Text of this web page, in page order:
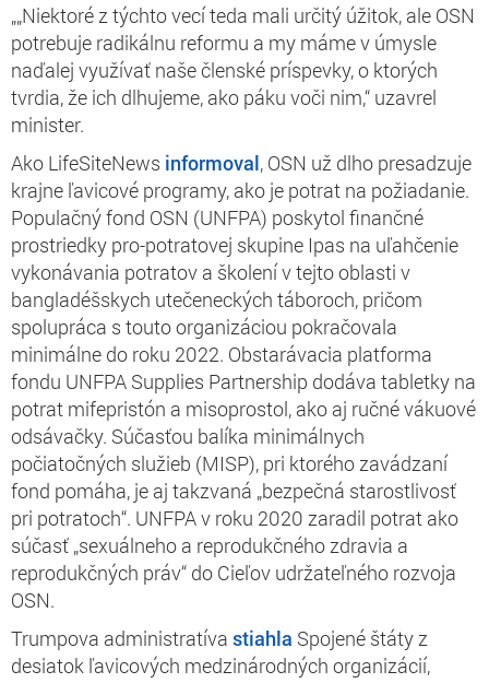
„„Niektoré z týchto vecí teda mali určitý úžitok, ale OSN
potrebuje radikálnu reformu a my máme v úmysle
naďalej využívať naše členské príspevky, o ktorých
tvrdia, že ich dlhujeme, ako páku voči nim,“ uzavrel
minister.
Ako LifeSiteNews informoval, OSN už dlho presadzuje
krajne ľavicové programy, ako je potrat na požiadanie.
Populačný fond OSN (UNFPA) poskytol finančné
prostriedky pro-potratovej skupine Ipas na uľahčenie
vykonávania potratov a školení v tejto oblasti v
bangladéšskych utečeneckých táboroch, pričom
spolupráca s touto organizáciou pokračovala
minimálne do roku 2022. Obstarávacia platforma
fondu UNFPA Supplies Partnership dodáva tabletky na
potrat mifepristón a misoprostol, ako aj ručné vákuové
odsávačky. Súčasťou balíka minimálnych
počiatočných služieb (MISP), pri ktorého zavádzaní
fond pomáha, je aj takzvaná „bezpečná starostlivosť
pri potratoch“. UNFPA v roku 2020 zaradil potrat ako
súčasť „sexuálneho a reprodukčného zdravia a
reprodukčných práv“ do Cieľov udržateľného rozvoja
OSN.
Trumpova administratíva stiahla Spojené štáty z
desiatok ľavicových medzinárodných organizácií,